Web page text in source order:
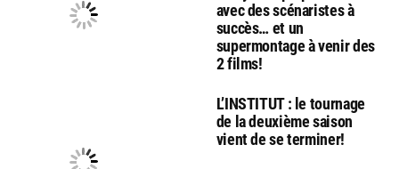
avec des scénaristes à
succès… et un
supermontage à venir des
2 films!
L’INSTITUT : le tournage
de la deuxième saison
vient de se terminer!